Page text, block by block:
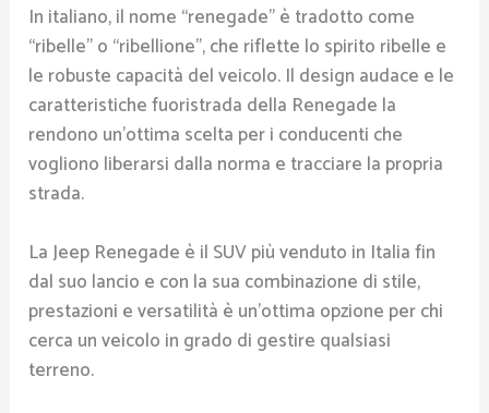
In italiano, il nome “renegade” è tradotto come
“ribelle” o “ribellione”, che riflette lo spirito ribelle e
le robuste capacità del veicolo. Il design audace e le
caratteristiche fuoristrada della Renegade la
rendono un’ottima scelta per i conducenti che
vogliono liberarsi dalla norma e tracciare la propria
strada.
La Jeep Renegade è il SUV più venduto in Italia fin
dal suo lancio e con la sua combinazione di stile,
prestazioni e versatilità è un’ottima opzione per chi
cerca un veicolo in grado di gestire qualsiasi
terreno.